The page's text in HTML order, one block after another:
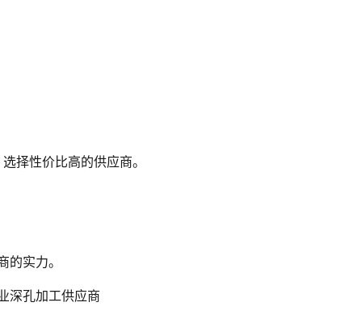
择性价比高的供应商。
实力。
深孔加工供应商